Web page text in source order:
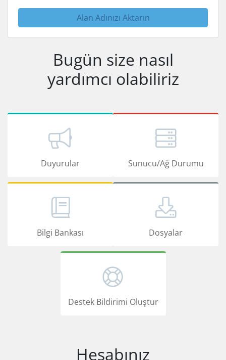
Alan Adınızı Aktarın
Bugün size nasıl
yardımcı olabiliriz
Duyurular Sunucu/Ağ Durumu
Bilgi Bankası Dosyalar
Destek Bildirimi Oluştur
Hesabınız